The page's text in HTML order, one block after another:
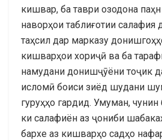
кишвар, ба таври озодона
наворҳои таблиғотии салафия
таҳсил дар марказу
кишварҳои хориҷӣ ва ба
намудани донишҷӯёни тоҷик
исломӣ боиси зиёд шудани
гуруҳҳо гардид. Умуман,
ки салафиён аз ҷониби
бархе аз кишварҳо садҳо